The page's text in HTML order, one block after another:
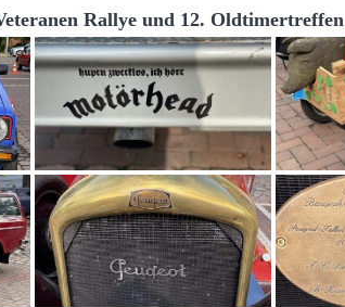
Rallye und 12. Oldtimertreffen